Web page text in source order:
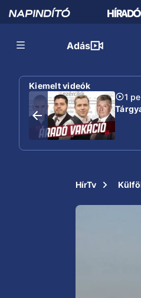
Adás
Kiemelt videók
1
HírTv